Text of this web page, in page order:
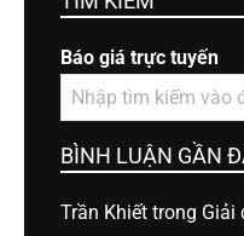
Báo giá trực tuyến
BÌNH LUẬN GẦN
Trần Khiết trong Giải